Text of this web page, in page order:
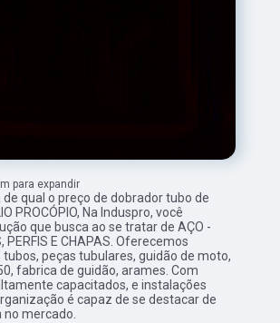
para expandir
de qual o preço de dobrador tubo de
PROCÓPIO, Na Induspro, você
que busca ao se tratar de AÇO -
PERFIS E CHAPAS. Oferecemos
peças tubulares, guidão de moto,
fabrica de guidão, arames. Com
capacitados, e instalações
é capaz de se destacar de
mercado.